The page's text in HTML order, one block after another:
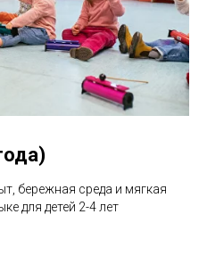
бережная среда и мягкая
для детей 2-4 лет